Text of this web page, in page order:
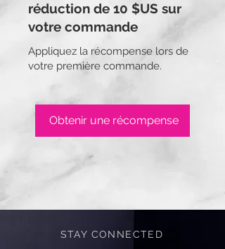
réduction de 10 $US sur
votre commande
Appliquez la récompense lors de
votre première commande.
Obtenir une récompense
STAY CONNECTED